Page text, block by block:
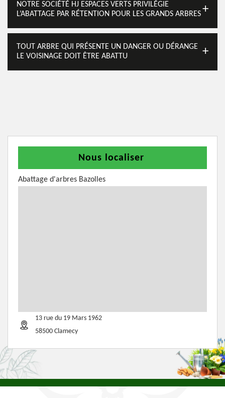
NOTRE SOCIÉTÉ HJ ESPACES VERTS PRIVILÉGIE
L’ABATTAGE PAR RÉTENTION POUR LES GRANDS ARBRES
TOUT ARBRE QUI PRÉSENTE UN DANGER OU DÉRANGE
LE VOISINAGE DOIT ÊTRE ABATTU
Nous localiser
Abattage d'arbres Bazolles
13 rue du 19 Mars 1962
58500 Clamecy